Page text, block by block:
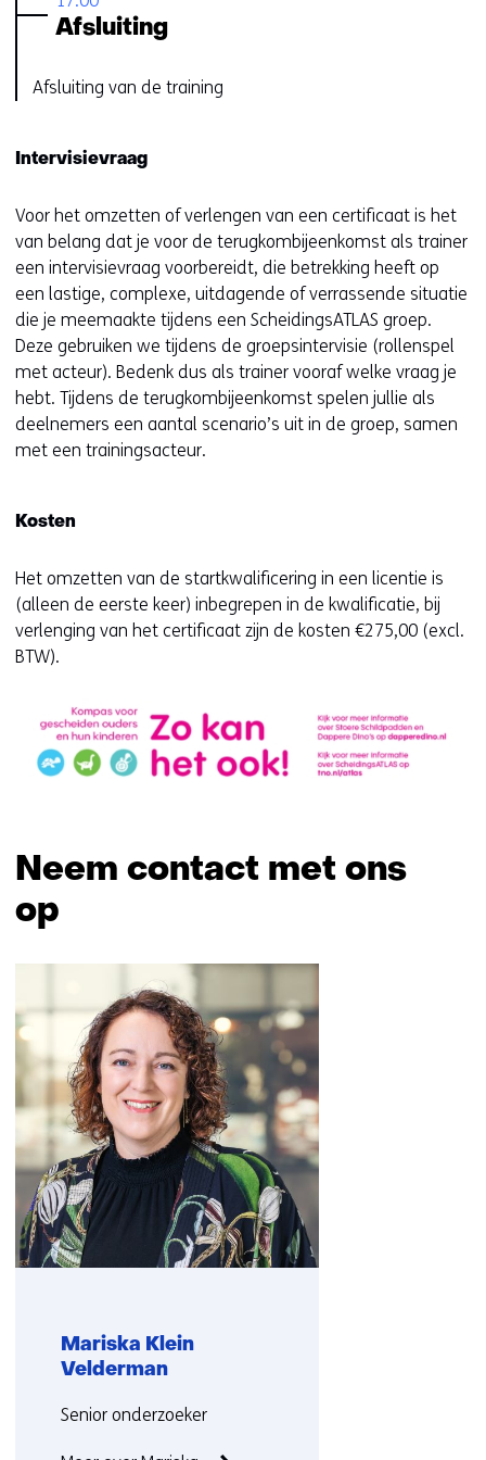
Afsluiting
Afsluiting van de training
Intervisievraag
Voor het omzetten of verlengen van een certificaat is het
van belang dat je voor de terugkombijeenkomst als trainer
een intervisievraag voorbereidt, die betrekking heeft op
een lastige, complexe, uitdagende of verrassende situatie
die je meemaakte tijdens een ScheidingsATLAS groep.
Deze gebruiken we tijdens de groepsintervisie (rollenspel
met acteur). Bedenk dus als trainer vooraf welke vraag je
hebt. Tijdens de terugkombijeenkomst spelen jullie als
deelnemers een aantal scenario’s uit in de groep, samen
met een trainingsacteur.
Kosten
Het omzetten van de startkwalificering in een licentie is
(alleen de eerste keer) inbegrepen in de kwalificatie, bij
verlenging van het certificaat zijn de kosten €275,00 (excl.
BTW).
Neem contact met ons
op
navigatie
over
(Neem
contact
met
ons
op)
Mariska Klein
Velderman
Functie:
Senior onderzoeker